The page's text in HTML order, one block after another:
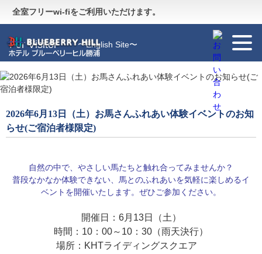
全室フリーwi-fiをご利用いただけます。
Guide 〜施設のご案内〜
For Visitor 〜English Site〜
2026年6月13日（土）お馬さんふれあい体験イベントのお知
らせ(ご宿泊者様限定)
自然の中で、やさしい馬たちと触れ合ってみませんか？
普段なかなか体験できない、馬とのふれあいを気軽に楽しめるイ
ベントを開催いたします。ぜひご参加ください。
開催日：6月13日（土）
時間：10：00～10：30（雨天決行）
場所：KHTライディングスクエア